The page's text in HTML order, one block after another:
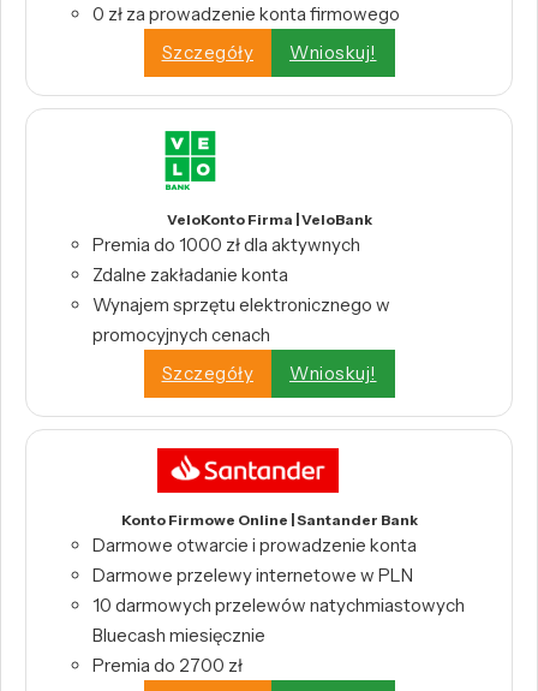
0 zł za prowadzenie konta firmowego
Szczegóły
Wnioskuj!
VeloKonto Firma | VeloBank
Premia do 1000 zł dla aktywnych
Zdalne zakładanie konta
Wynajem sprzętu elektronicznego w
promocyjnych cenach
Szczegóły
Wnioskuj!
Konto Firmowe Online | Santander Bank
Darmowe otwarcie i prowadzenie konta
Darmowe przelewy internetowe w PLN
10 darmowych przelewów natychmiastowych
Bluecash miesięcznie
Premia do 2700 zł